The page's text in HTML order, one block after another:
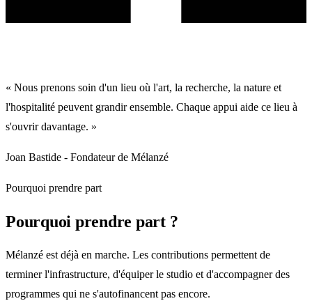
« Nous prenons soin d'un lieu où l'art, la recherche, la nature et
l'hospitalité peuvent grandir ensemble. Chaque appui aide ce lieu à
s'ouvrir davantage. »
Joan Bastide - Fondateur de Mélanzé
Pourquoi prendre part
Pourquoi prendre part ?
Mélanzé est déjà en marche. Les contributions permettent de
terminer l'infrastructure, d'équiper le studio et d'accompagner des
programmes qui ne s'autofinancent pas encore.